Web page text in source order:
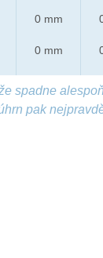
0 mm
0 mm
spadne
pak